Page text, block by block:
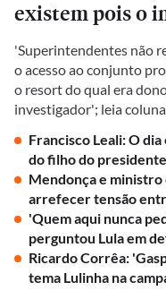
existem pois o
'Superintendentes não
o acesso ao conjunto
o resort do qual era
investigador'; leia coluna
Francisco Leali: O
do filho do presidente
Mendonça e ministro
arrefecer tensão
'Quem aqui nunca
perguntou Lula em
Ricardo Corrêa:
tema Lulinha na